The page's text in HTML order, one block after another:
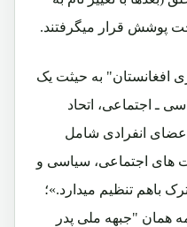
پوشش قرار میگرفتند.
افغانستان" به حیثت یک
ـ اجتماعی، اتحاد
انفرادی شامل
های اجتماعی، سیاسی و
باهم تنظیم میدارد.»؛
همان "جبهه ملی پدر